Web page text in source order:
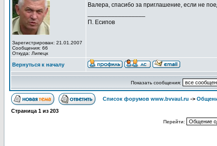
Зарегистрирован: 21.01.2007
Сообщения: 66
Откуда: Липецк
Валера, спасибо за приглашение, если не
П. Есипов
Вернуться к началу
Показать сообщения:
Список форумов www.bvvaul.ru ->
Страница 1 из 203
Перейти: